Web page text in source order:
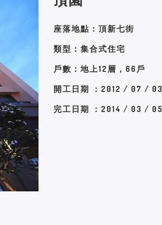
座落地點：頂新七街
類型：集合式住宅
戶數：地上12層，66戶
開工日期 ：2012 / 07 / 03
完工日期 ：2014 / 03 / 05